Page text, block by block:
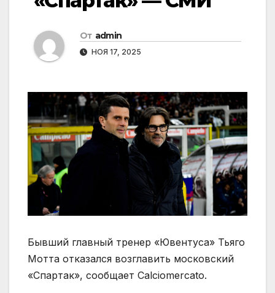
От admin
НОЯ 17, 2025
Бывший главный тренер «Ювентуса» Тьяго
Мотта отказался возглавить московский
«Спартак», сообщает Calciomercato.